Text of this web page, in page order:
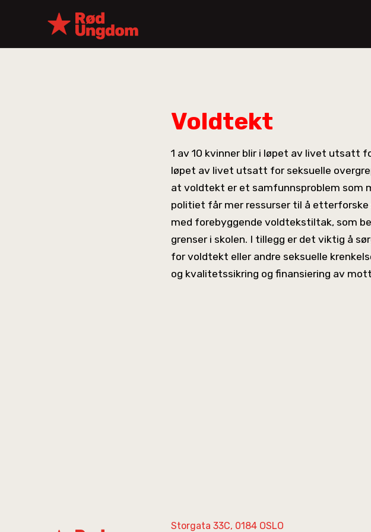
Voldtekt
1 av 10 kvinner blir i løpet av livet utsatt
løpet av livet utsatt for seksuelle
at voldtekt er et samfunnsproblem som
politiet får mer ressurser til å
med forebyggende voldtekstiltak, som
grenser i skolen. I tillegg er det viktig å
for voldtekt eller andre seksuelle
og kvalitetssikring og finansiering av
Storgata 33C, 0184 OSLO